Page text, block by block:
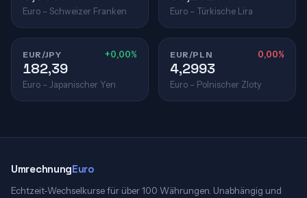
Euro – Schweizer Franken Euro – Türkische Lira
EUR/JPY +0,00%
182,39
Euro – Japanischer Yen
EUR/PLN 0,00%
4,2993
Euro – Polnischer Zloty
UmrechnungEuro
Echtzeit-Wechselkurse für über 100 Währungen. Unabhängig und